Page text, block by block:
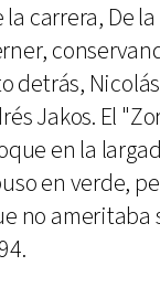
carrera, De
detrás,
Jakos. El
en la
en verde,
no ameritaba